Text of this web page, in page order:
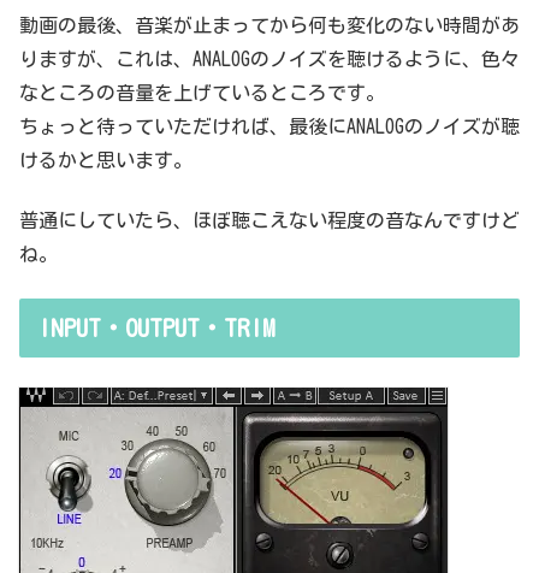
動画の最後、音楽が止まってから何も変化のない時間があ
りますが、これは、ANALOGのノイズを聴けるように、色々
なところの音量を上げているところです。
ちょっと待っていただければ、最後にANALOGのノイズが聴
けるかと思います。
普通にしていたら、ほぼ聴こえない程度の音なんですけど
ね。
INPUT・OUTPUT・TRIM